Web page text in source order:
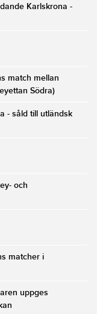
Karlskrona -
match mellan
Södra)
- såld till utländsk
och
matcher i
uppges